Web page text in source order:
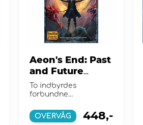
Aeon's End: Past
and Future
(Exp.)
To indbyrdes
forbundne
spillere tilbage i tiden
og hundreder af ...
OVERVÅG 448,-